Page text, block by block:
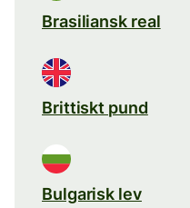
Brasiliansk real
Brittiskt pund
Bulgarisk lev